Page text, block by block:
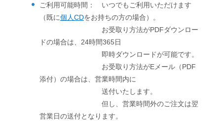
ご利用可能時間： いつでもご利用いただけます
（既に個人CDをお持ちの方の場合）。
お受取り方法がPDFダウンロー
ドの場合は、24時間365日
即時ダウンロードが可能です。
お受取り方法がEメール（PDF
添付）の場合は、営業時間内に
送付いたします。
但し、営業時間外のご注文は翌
営業日の送付となります。